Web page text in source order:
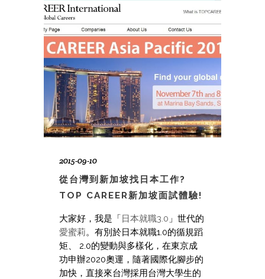
2015-09-10
從台灣到新加坡找日本工作?
TOP CAREER新加坡面試體驗!
大家好，我是「日本就職3.0 」世代的
愛蜜莉。有別於日本就職1.0的循規蹈
矩、 2.0的變動與多樣化，在東京成
功申辦2020奧運，隨著國際化腳步的
加快，直接來台灣採用台灣大學生的